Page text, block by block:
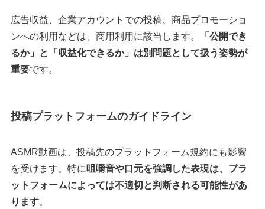
広告収益、企業アカウントでの投稿、商品プロモーショ
ンへの利用などは、商用利用に該当します。
「公開でき
るか」と「収益化できるか」は別問題として扱う姿勢が
重要です。
投稿プラットフォームのガイドライン
ASMR動画は、投稿先のプラットフォーム規約にも影響
を受けます。特に 咀嚼音や口元を強調した表現は、プラ
ットフォームによっては不適切と判断される可能性があ
ります。